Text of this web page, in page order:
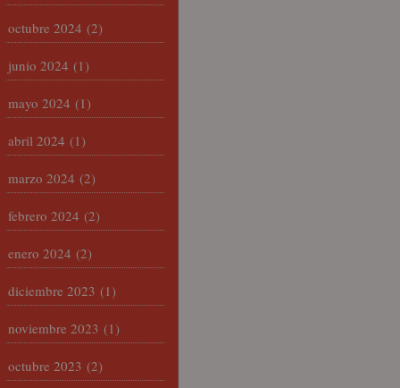
octubre 2024 (2)
junio 2024 (1)
mayo 2024 (1)
abril 2024 (1)
marzo 2024 (2)
febrero 2024 (2)
enero 2024 (2)
diciembre 2023 (1)
noviembre 2023 (1)
octubre 2023 (2)